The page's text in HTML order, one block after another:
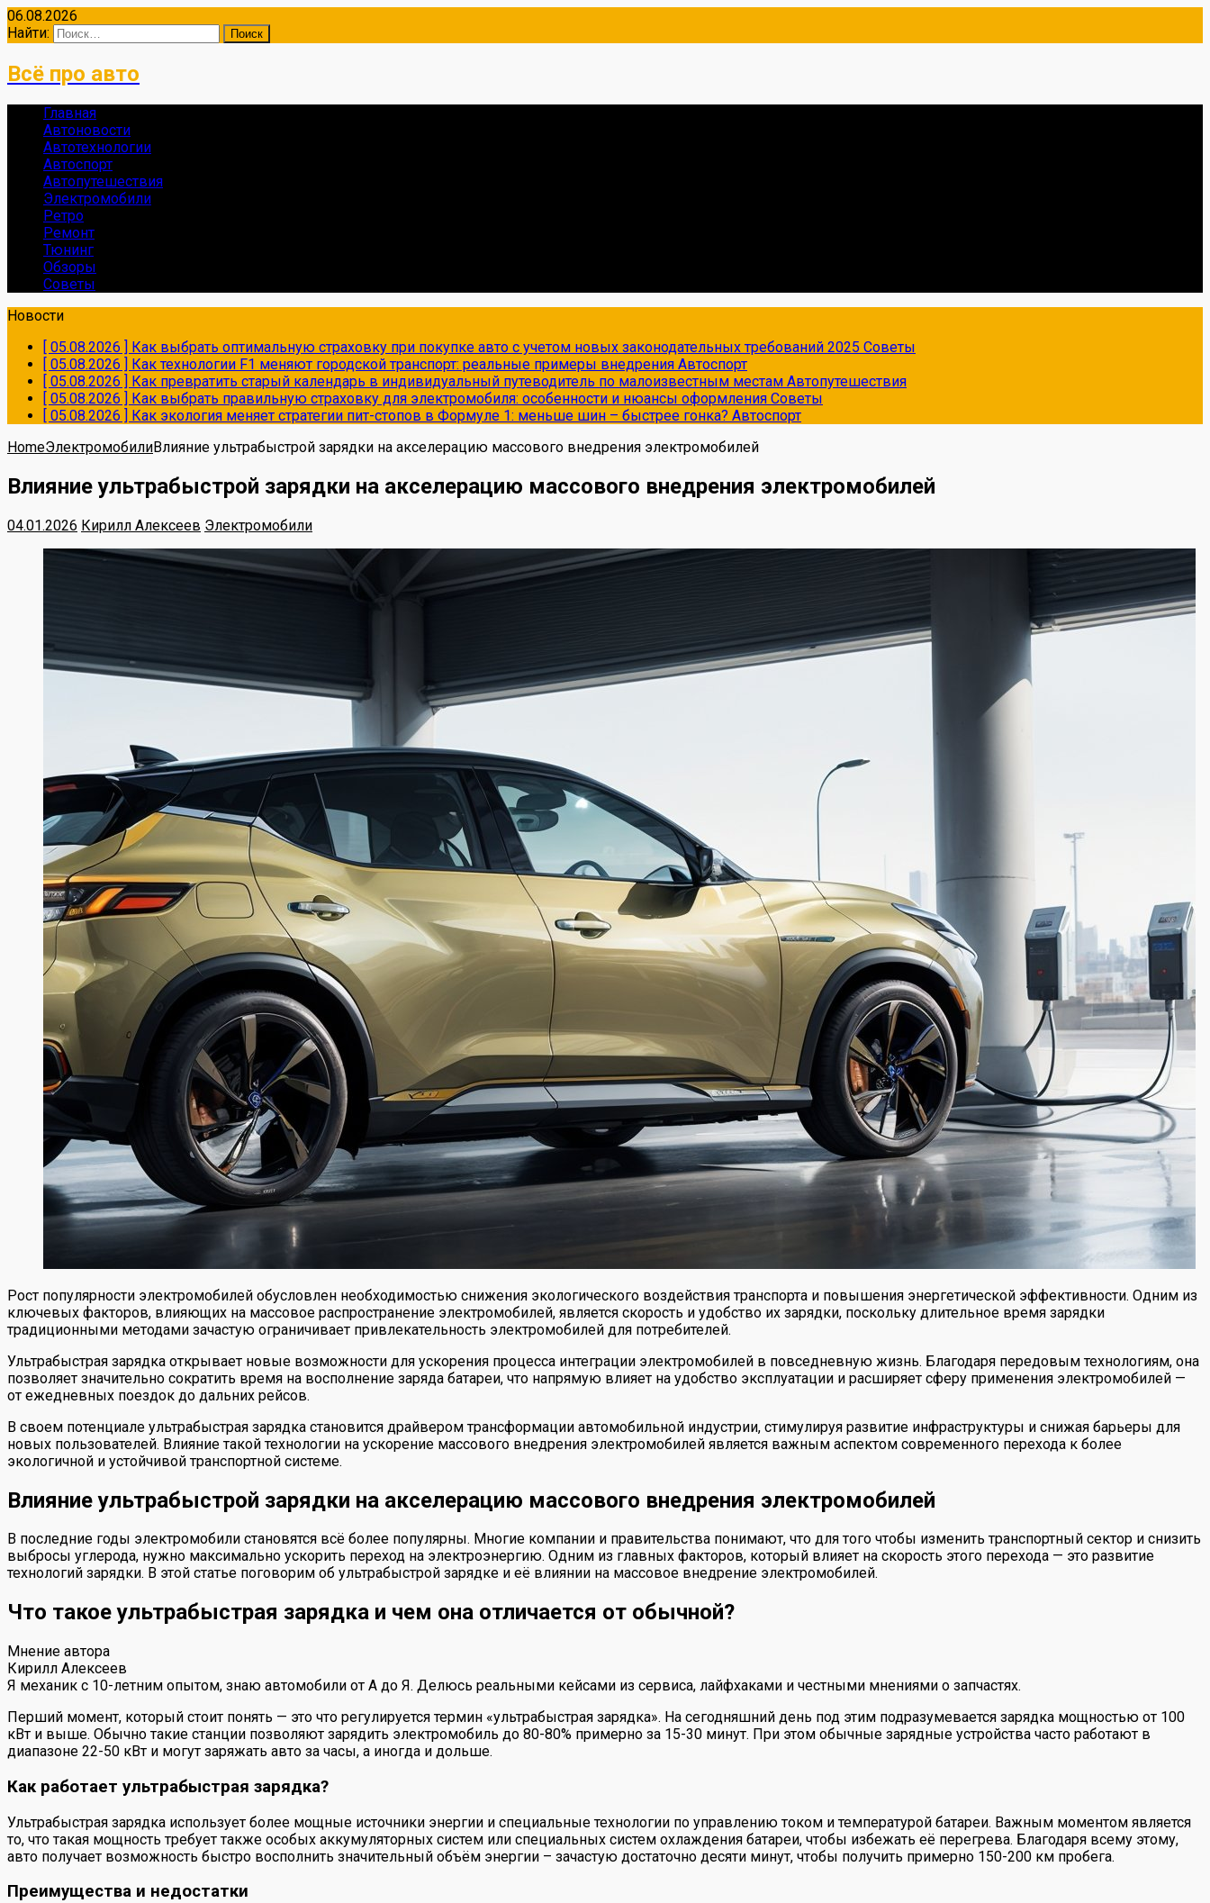
06.08.2026
Найти:
Всё про авто
Главная
Автоновости
Автотехнологии
Автоспорт
Автопутешествия
Электромобили
Ретро
Ремонт
Тюнинг
Обзоры
Советы
Новости
[ 05.08.2026 ] Как выбрать оптимальную страховку при покупке авто с учетом новых законодательных требований 2025 Советы
[ 05.08.2026 ] Как технологии F1 меняют городской транспорт: реальные примеры внедрения Автоспорт
[ 05.08.2026 ] Как превратить старый календарь в индивидуальный путеводитель по малоизвестным местам Автопутешествия
[ 05.08.2026 ] Как выбрать правильную страховку для электромобиля: особенности и нюансы оформления Советы
[ 05.08.2026 ] Как экология меняет стратегии пит-стопов в Формуле 1: меньше шин – быстрее гонка? Автоспорт
HomeЭлектромобилиВлияние ультрабыстрой зарядки на акселерацию массового внедрения электромобилей
Влияние ультрабыстрой зарядки на акселерацию массового внедрения электромобилей
04.01.2026 Кирилл Алексеев Электромобили
Рост популярности электромобилей обусловлен необходимостью снижения экологического воздействия транспорта и повышения энергетической эффективности. Одним из
ключевых факторов, влияющих на массовое распространение электромобилей, является скорость и удобство их зарядки, поскольку длительное время зарядки
традиционными методами зачастую ограничивает привлекательность электромобилей для потребителей.
Ультрабыстрая зарядка открывает новые возможности для ускорения процесса интеграции электромобилей в повседневную жизнь. Благодаря передовым технологиям, она
позволяет значительно сократить время на восполнение заряда батареи, что напрямую влияет на удобство эксплуатации и расширяет сферу применения электромобилей —
от ежедневных поездок до дальних рейсов.
В своем потенциале ультрабыстрая зарядка становится драйвером трансформации автомобильной индустрии, стимулируя развитие инфраструктуры и снижая барьеры для
новых пользователей. Влияние такой технологии на ускорение массового внедрения электромобилей является важным аспектом современного перехода к более
экологичной и устойчивой транспортной системе.
Влияние ультрабыстрой зарядки на акселерацию массового внедрения электромобилей
В последние годы электромобили становятся всё более популярны. Многие компании и правительства понимают, что для того чтобы изменить транспортный сектор и снизить
выбросы углерода, нужно максимально ускорить переход на электроэнергию. Одним из главных факторов, который влияет на скорость этого перехода — это развитие
технологий зарядки. В этой статье поговорим об ультрабыстрой зарядке и её влиянии на массовое внедрение электромобилей.
Что такое ультрабыстрая зарядка и чем она отличается от обычной?
Мнение автора
Кирилл Алексеев
Я механик с 10-летним опытом, знаю автомобили от А до Я. Делюсь реальными кейсами из сервиса, лайфхаками и честными мнениями о запчастях.
Перший момент, который стоит понять — это что регулируется термин «ультрабыстрая зарядка». На сегодняшний день под этим подразумевается зарядка мощностью от 100
кВт и выше. Обычно такие станции позволяют зарядить электромобиль до 80-80% примерно за 15-30 минут. При этом обычные зарядные устройства часто работают в
диапазоне 22-50 кВт и могут заряжать авто за часы, а иногда и дольше.
Как работает ультрабыстрая зарядка?
Ультрабыстрая зарядка использует более мощные источники энергии и специальные технологии по управлению током и температурой батареи. Важным моментом является
то, что такая мощность требует также особых аккумуляторных систем или специальных систем охлаждения батареи, чтобы избежать её перегрева. Благодаря всему этому,
авто получает возможность быстро восполнить значительный объём энергии – зачастую достаточно десяти минут, чтобы получить примерно 150-200 км пробега.
Преимущества и недостатки